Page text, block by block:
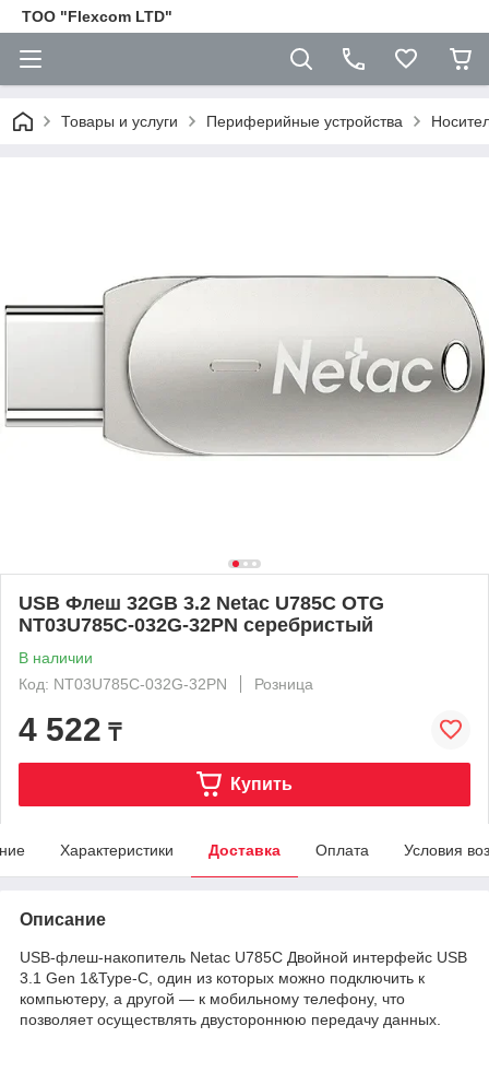
ТОО "Flexcom LTD"
Товары и услуги Периферийные устройства
USB Флеш 32GB 3.2 Netac U785C OTG
NT03U785C-032G-32PN серебристый
В наличии
Код: NT03U785C-032G-32PN
Розница
4 522 ₸
Купить
Характеристики Доставка Оплата Условия
Описание
USB-флеш-накопитель Netac U785C Двойной интерфейс USB
3.1 Gen 1&Type-C, один из которых можно подключить к
компьютеру, а другой — к мобильному телефону, что
позволяет осуществлять двустороннюю передачу данных.